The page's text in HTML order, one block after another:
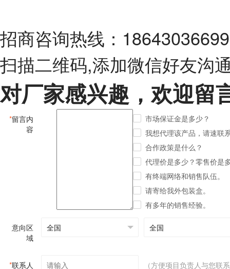
招商咨询热线：18643036699
扫描二维码,添加微信好友沟
对厂家感兴趣，欢迎留
*留言内
容
市场保证金是多少？
我想代理该产品，请速联
合作政策是什么？
代理价是多少？零售价是
有终端网络和销售队伍。
请寄给我外包装盒。
有多年的销售经验。
意向区
域
*联系人 （方便项目负责人与您联